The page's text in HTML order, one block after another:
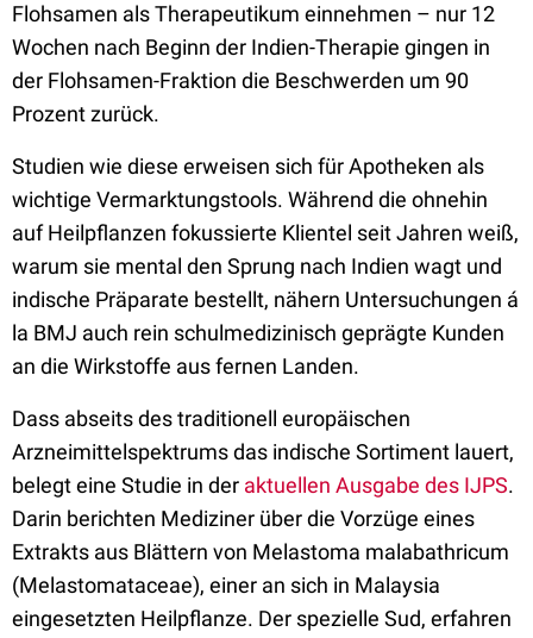
Flohsamen als Therapeutikum einnehmen – nur 12
Wochen nach Beginn der Indien-Therapie gingen in
der Flohsamen-Fraktion die Beschwerden um 90
Prozent zurück.
Studien wie diese erweisen sich für Apotheken als
wichtige Vermarktungstools. Während die ohnehin
auf Heilpflanzen fokussierte Klientel seit Jahren weiß,
warum sie mental den Sprung nach Indien wagt und
indische Präparate bestellt, nähern Untersuchungen á
la BMJ auch rein schulmedizinisch geprägte Kunden
an die Wirkstoffe aus fernen Landen.
Dass abseits des traditionell europäischen
Arzneimittelspektrums das indische Sortiment lauert,
belegt eine Studie in der aktuellen Ausgabe des IJPS.
Darin berichten Mediziner über die Vorzüge eines
Extrakts aus Blättern von Melastoma malabathricum
(Melastomataceae), einer an sich in Malaysia
eingesetzten Heilpflanze. Der spezielle Sud, erfahren